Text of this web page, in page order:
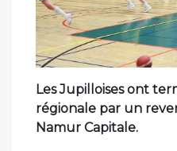
Les Jupilloises ont
régionale par un
Namur Capitale.